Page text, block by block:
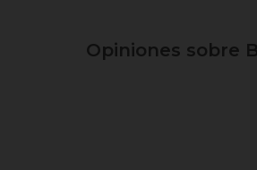
Opiniones sobre